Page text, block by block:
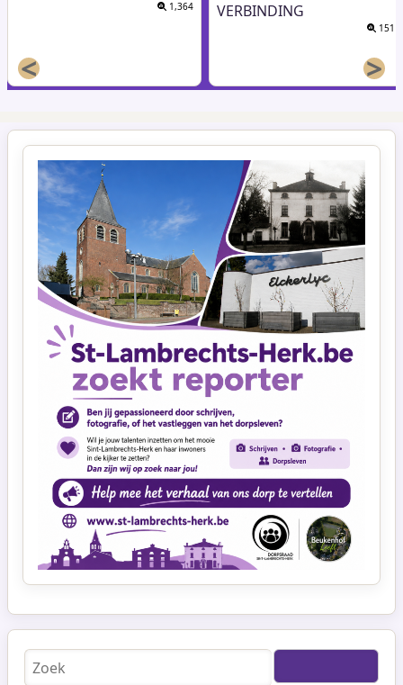
1,364
VERBINDING
151
< >
Zoeken